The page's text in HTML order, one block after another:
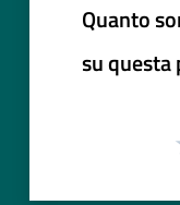
Quanto
su questa